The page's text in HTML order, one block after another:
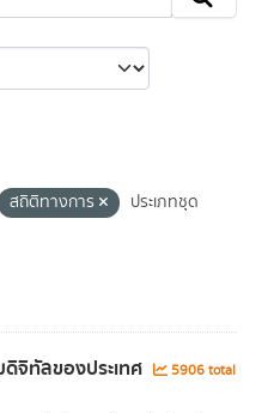
สถิติทางการ
ประเภทชุด
จิทัลของประเทศ
5906 total